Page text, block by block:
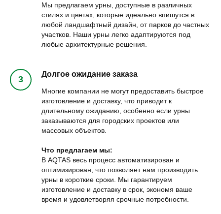
Мы предлагаем урны, доступные в различных
стилях и цветах, которые идеально впишутся в
любой ландшафтный дизайн, от парков до частных
участков. Наши урны легко адаптируются под
любые архитектурные решения.
Долгое ожидание заказа
Многие компании не могут предоставить быстрое
изготовление и доставку, что приводит к
длительному ожиданию, особенно если урны
заказываются для городских проектов или
массовых объектов.
Что предлагаем мы:
В AQTAS весь процесс автоматизирован и
оптимизирован, что позволяет нам производить
урны в короткие сроки. Мы гарантируем
изготовление и доставку в срок, экономя ваше
время и удовлетворяя срочные потребности.